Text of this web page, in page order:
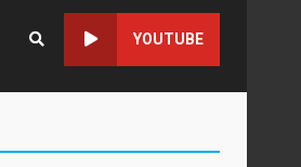
YOUTUBE